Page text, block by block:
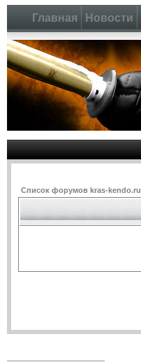
Главная Новости
Список форумов kras-kendo.ru